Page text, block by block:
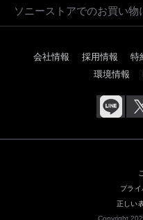
ソニーストアでのお買い物
会社情報 採用情報 特
環境情報
プライ
正しい
Copyright